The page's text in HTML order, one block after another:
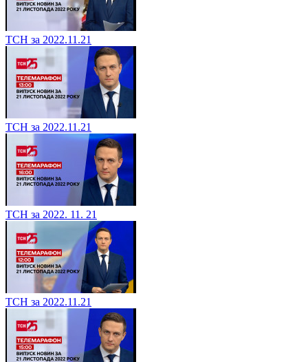
ТСН за 2022.11.21
ТСН за 2022.11.21
ТСН за 2022. 11. 21
ТСН за 2022.11.21